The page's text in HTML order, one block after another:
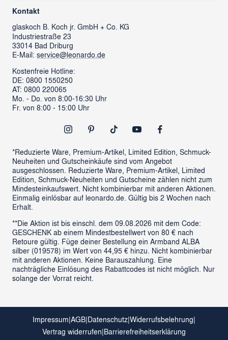
Über uns
LEONARDO News
Karriere
Verantwortung
ProSales Gastronomie
LIVING Möbel
Newsletter
Kontaktformular
Ansprechpartner & Presse
LEONARDO Firmengeschenke
FAQs
Händlersuche
Retoure anmelden
Vertrag widerrufen
Kontakt
glaskoch B. Koch jr. GmbH + Co. KG
Industriestraße 23
33014 Bad Driburg
E-Mail: service@leonardo.de
Kostenfreie Hotline:
DE: 0800 1550250
AT: 0800 220065
Mo. - Do. von 8:00-16:30 Uhr
Fr. von 8:00 - 15:00 Uhr
*Reduzierte Ware, Premium-Artikel, Limited Edition, Schmuck-
Neuheiten und Gutscheinkäufe sind vom Angebot
ausgeschlossen. Reduzierte Ware, Premium-Artikel, Limited
Edition, Schmuck-Neuheiten und Gutscheine zählen nicht zum
Mindesteinkaufswert. Nicht kombinierbar mit anderen Aktionen.
Einmalig einlösbar auf leonardo.de. Gültig bis 2 Wochen nach
Erhalt.
**Die Aktion ist bis einschl. dem 09.08.2026 mit dem Code:
GESCHENK ab einem Mindestbestellwert von 80 € nach
Retoure gültig. Füge deiner Bestellung ein Armband ALBA
silber (019578) im Wert von 44,95 € hinzu. Nicht kombinierbar
mit anderen Aktionen. Keine Barauszahlung. Eine
nachträgliche Einlösung des Rabattcodes ist nicht möglich. Nur
solange der Vorrat reicht.
Impressum|AGB|Datenschutz|Widerrufsbelehrung|
Vertrag widerrufen|Barrierefreiheitserklärung